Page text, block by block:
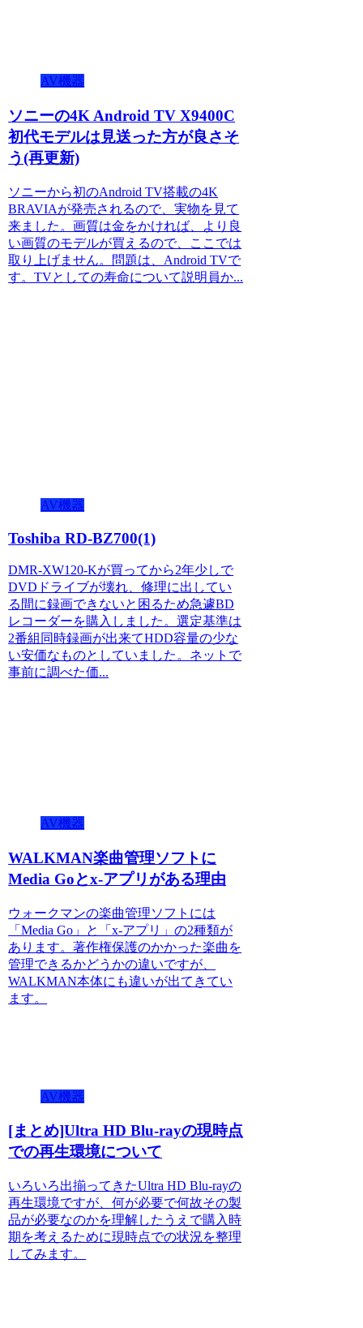
AV機器
ソニーの4K Android TV X9400C
初代モデルは見送った方が良さそ
う(再更新)
ソニーから初のAndroid TV搭載の4K
BRAVIAが発売されるので、実物を見て
来ました。画質は金をかければ、より良
い画質のモデルが買えるので、ここでは
取り上げません。問題は、Android TVで
す。TVとしての寿命について説明員か...
AV機器
Toshiba RD-BZ700(1)
DMR-XW120-Kが買ってから2年少しで
DVDドライブが壊れ、修理に出してい
る間に録画できないと困るため急遽BD
レコーダーを購入しました。選定基準は
2番組同時録画が出来てHDD容量の少な
い安価なものとしていました。ネットで
事前に調べた価...
AV機器
WALKMAN楽曲管理ソフトに
Media Goとx-アプリがある理由
ウォークマンの楽曲管理ソフトには
「Media Go」と「x-アプリ」の2種類が
あります。著作権保護のかかった楽曲を
管理できるかどうかの違いですが、
WALKMAN本体にも違いが出てきてい
ます。
AV機器
[まとめ]Ultra HD Blu-rayの現時点
での再生環境について
いろいろ出揃ってきたUltra HD Blu-rayの
再生環境ですが、何が必要で何故その製
品が必要なのかを理解したうえで購入時
期を考えるために現時点での状況を整理
してみます。